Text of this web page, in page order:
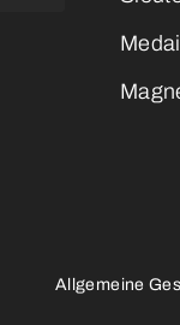
Allgemeine